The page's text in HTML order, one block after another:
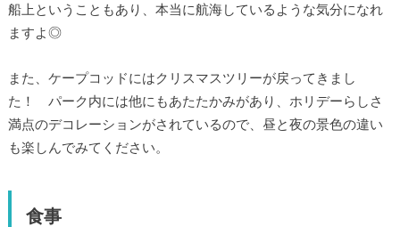
船上ということもあり、本当に航海しているような気分になれ
ますよ◎
また、ケープコッドにはクリスマスツリーが戻ってきまし
た！ パーク内には他にもあたたかみがあり、ホリデーらしさ
満点のデコレーションがされているので、昼と夜の景色の違い
も楽しんでみてください。
食事